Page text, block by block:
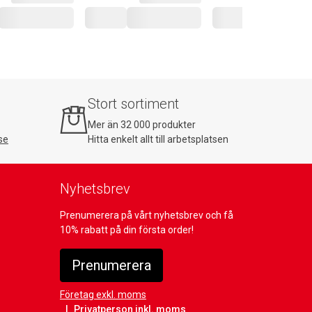
Stort sortiment
Mer än 32 000 produkter
Hitta enkelt allt till arbetsplatsen
Nyhetsbrev
Prenumerera på vårt nyhetsbrev och få
10% rabatt på din första order!
Prenumerera
Företag exkl. moms
Privatperson inkl. moms